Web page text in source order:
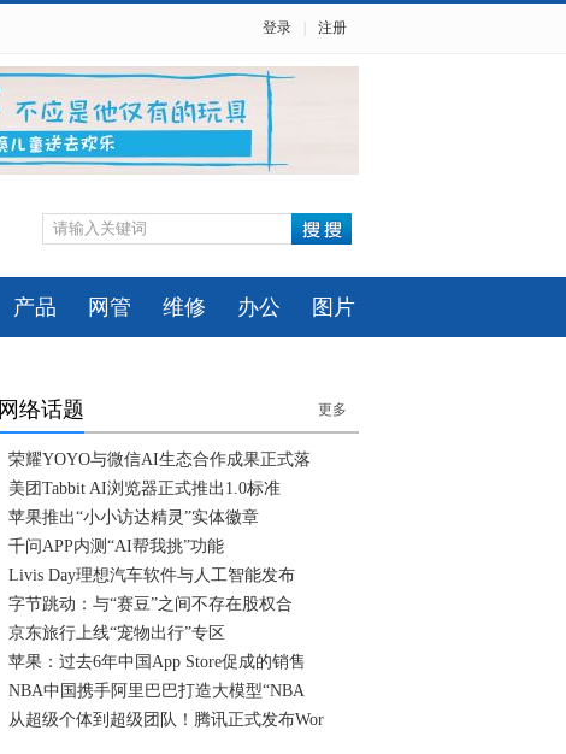
登录 注册
产品 网管 维修 办公 图片
网络话题 更多
荣耀YOYO与微信AI生态合作成果正式落
美团Tabbit AI浏览器正式推出1.0标准
苹果推出“小小访达精灵”实体徽章
千问APP内测“AI帮我挑”功能
Livis Day理想汽车软件与人工智能发布
字节跳动：与“赛豆”之间不存在股权合
京东旅行上线“宠物出行”专区
苹果：过去6年中国App Store促成的销售
NBA中国携手阿里巴巴打造大模型“NBA
从超级个体到超级团队！腾讯正式发布Wor